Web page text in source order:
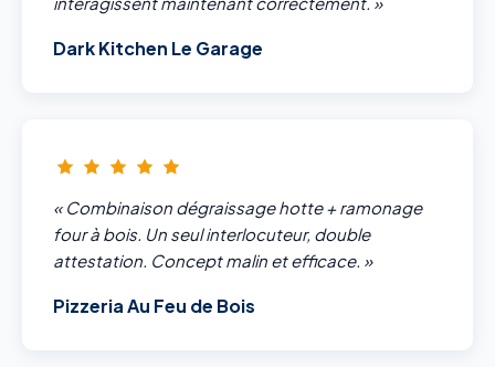
Dark Kitchen Le Garage
« Combinaison dégraissage hotte + ramonage
four à bois. Un seul interlocuteur, double
attestation. Concept malin et efficace. »
Pizzeria Au Feu de Bois